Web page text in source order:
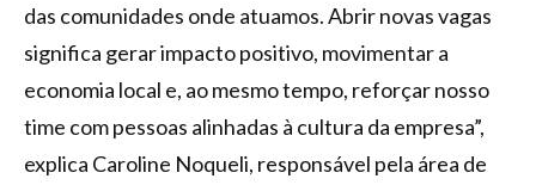
das comunidades onde atuamos. Abrir novas vagas
significa gerar impacto positivo, movimentar a
economia local e, ao mesmo tempo, reforçar nosso
time com pessoas alinhadas à cultura da empresa”,
explica Caroline Noqueli, responsável pela área de